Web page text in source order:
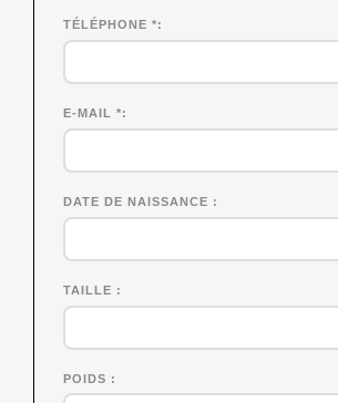
TÉLÉPHONE *
E-MAIL *
DATE DE NAISSANCE
TAILLE
POIDS